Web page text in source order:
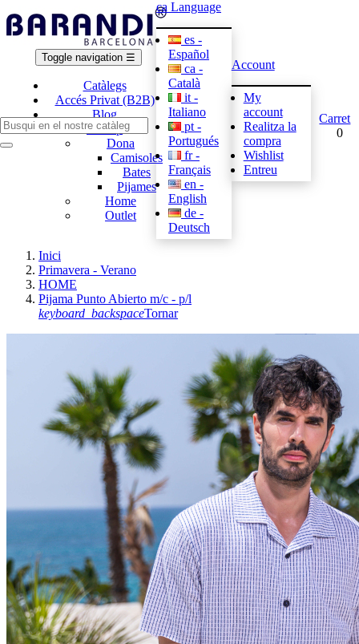
Toggle navigation ☰
Catàlegs
Accés Privat (B2B)
Blog
E-shop
Dona
Camisoles
Bates
Pijames
Home
Outlet
ca Language
es -
Español
ca -
Català
it -
Italiano
pt -
Portugués
fr -
Français
en -
English
de -
Deutsch
Account
My
account
Realitza la
compra
Wishlist
Entreu
Carret
0
Inici
Primavera - Verano
HOME
Pijama Punto Abierto m/c - p/l
keyboard_backspaceTornar